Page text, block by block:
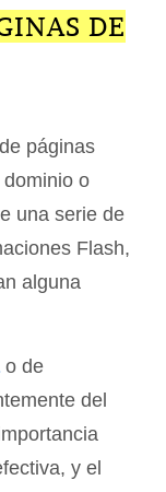
DE
páginas
o
una serie de
Flash,
alguna
o de
del
y el